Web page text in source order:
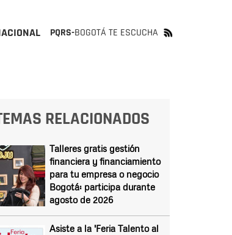
PQRS-BOGOTÁ TE ESCUCHA
RELACIONADOS
Talleres gratis gestión
financiera y financiamiento
para tu empresa o negocio
Bogotá: participa durante
agosto de 2026
Asiste a la 'Feria Talento al